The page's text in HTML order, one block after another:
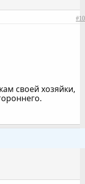
#10
своей хозяйки,